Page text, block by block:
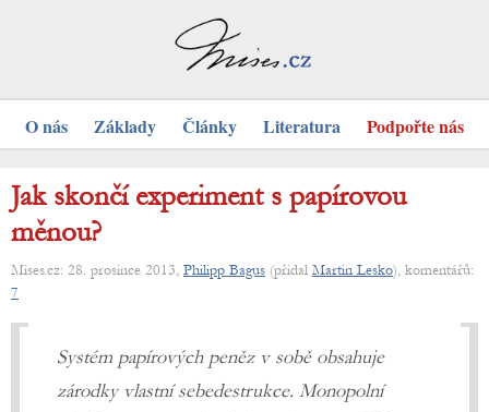
O nás Základy Články Literatura Podpořte nás
Jak skončí experiment s papírovou
měnou?
Mises.cz: 28. prosince 2013, Philipp Bagus (přidal Martin Lesko), komentářů:
7
Systém papírových peněz v sobě obsahuje
zárodky vlastní sebedestrukce. Monopolní